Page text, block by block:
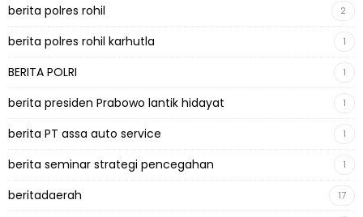
berita polres rohil 2
berita polres rohil karhutla 1
BERITA POLRI 1
berita presiden Prabowo lantik hidayat 1
berita PT assa auto service 1
berita seminar strategi pencegahan 1
beritadaerah 17